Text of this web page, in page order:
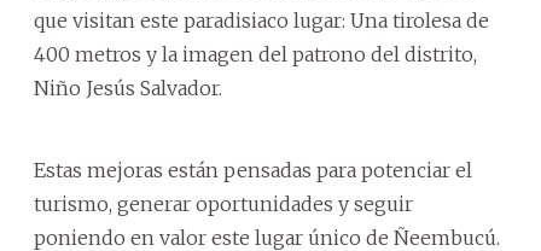
que visitan este paradisiaco lugar: Una tirolesa de
400 metros y la imagen del patrono del distrito,
Niño Jesús Salvador.
Estas mejoras están pensadas para potenciar el
turismo, generar oportunidades y seguir
poniendo en valor este lugar único de Ñeembucú.